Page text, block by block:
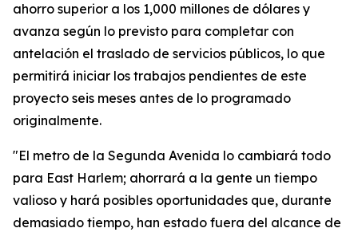
ahorro superior a los 1,000 millones de dólares y
avanza según lo previsto para completar con
antelación el traslado de servicios públicos, lo que
permitirá iniciar los trabajos pendientes de este
proyecto seis meses antes de lo programado
originalmente.
"El metro de la Segunda Avenida lo cambiará todo
para East Harlem; ahorrará a la gente un tiempo
valioso y hará posibles oportunidades que, durante
demasiado tiempo, han estado fuera del alcance de